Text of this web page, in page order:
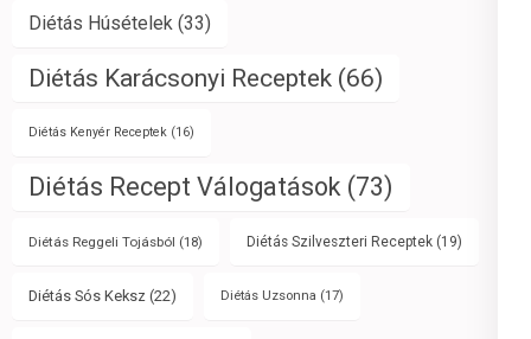
Diétás Húsételek (33)
Diétás Karácsonyi Receptek (66)
Diétás Kenyér Receptek (16)
Diétás Recept Válogatások (73)
Diétás Reggeli Tojásból (18) Diétás Szilveszteri Receptek (19)
Diétás Sós Keksz (22) Diétás Uzsonna (17)